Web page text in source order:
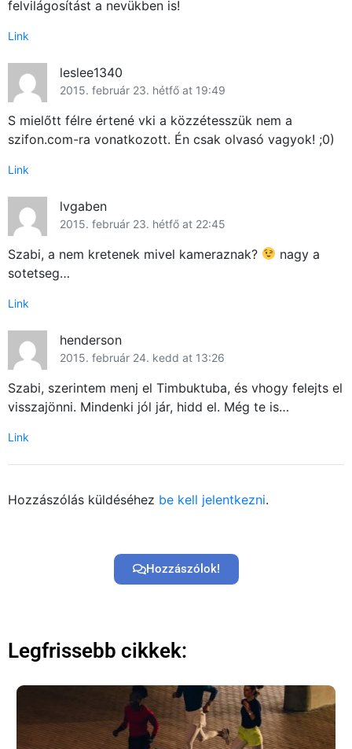
felvilágosítást a nevükben is!
Link
leslee1340
2015. február 23. hétfő at 19:49
S mielőtt félre értené vki a közzétesszük nem a
szifon.com-ra vonatkozott. Én csak olvasó vagyok! ;0)
Link
lvgaben
2015. február 23. hétfő at 22:45
Szabi, a nem kretenek mivel kameraznak?
nagy a
sotetseg…
Link
henderson
2015. február 24. kedd at 13:26
Szabi, szerintem menj el Timbuktuba, és vhogy felejts el
visszajönni. Mindenki jól jár, hidd el. Még te is…
Link
Hozzászólás küldéséhez be kell jelentkezni.
Hozzászólok!
Legfrissebb cikkek:
×
Közösség
GYIK
Apple szerviz